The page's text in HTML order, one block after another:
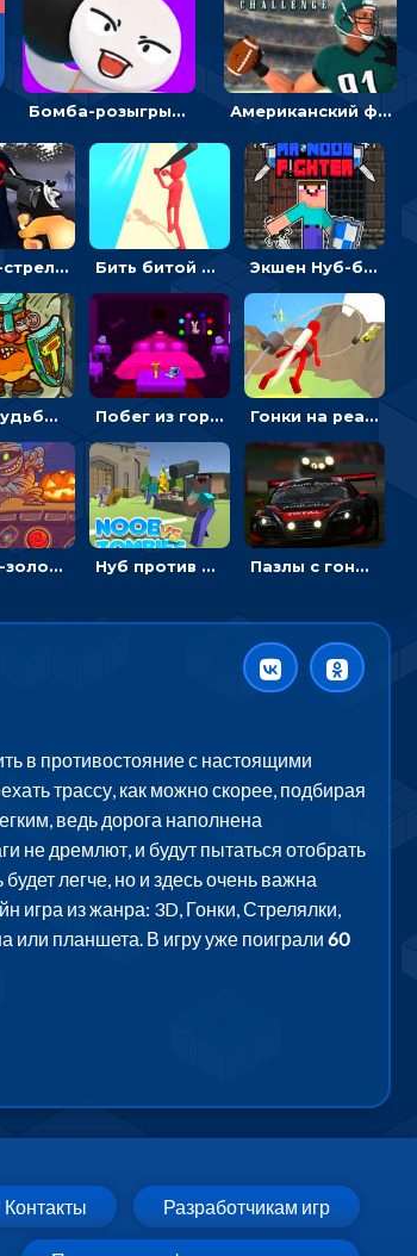
Бомба-розыгрыш: передавай и беги – 3D гиперказуалка Американский футбол 3D: поймай мяч и останови атаку соперника
Экшен-стрелялка по зомби: целиться и попадать в бегущих монстров Бить битой по шарику, чтобы сбивать кубики с буквами на пути к финишу - 3D Экшен Нуб-боец: прыгать через препятствия или бить врагов мечом
Мост судьбы: прыгать по платформам и бить молотом орков Побег из горной деревни: решай головоломки, чтобы открыть ворота Гонки на реактивном ранце: избегать преград, чтобы лететь к финишу
Мумия-золотоискатель: закидывать бинты, чтобы доставать сокровища Нуб против Зомби: направлять линию на врага и бить молотом Пазлы с гоночными автомобилями: собери свой болид по частям
в противостояние с настоящими
трассу, как можно скорее, подбирая
ведь дорога наполнена
не дремлют, и будут пытаться отобрать
легче, но и здесь очень важна
игра из жанра: 3D, Гонки, Стрелялки,
планшета. В игру уже поиграли 60
Контакты Разработчикам игр